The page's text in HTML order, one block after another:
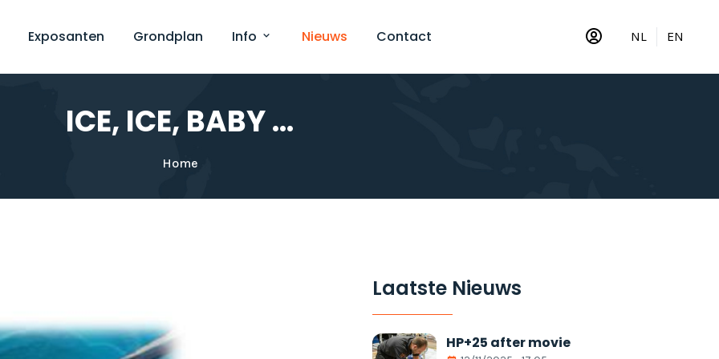
Exposanten Grondplan Info Nieuws Contact NL EN
ICE, ICE, BABY ...
Home
Laatste Nieuws
HP+25 after movie